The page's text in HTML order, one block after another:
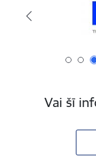
Vai šī